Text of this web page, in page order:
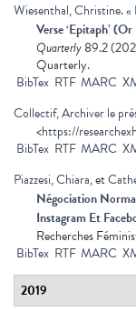
Wiesenthal, Christine.«
Verse ‘Epitaph’
Quarterly89.2
Quarterly.
BibTex RTF MARC
Collectif, Archiver le
<https://
BibTex RTF MARC
Piazzesi, Chiara, et
Négociation
Instagram Et
Recherches
BibTex RTF MARC
2019